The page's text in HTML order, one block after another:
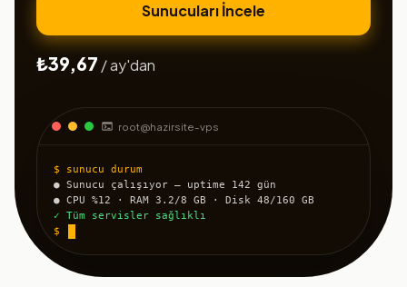
root@hazirsite-vps
$ sunucu durum
● Sunucu çalışıyor — uptime 142 gün
● CPU %12 · RAM 3.2/8 GB · Disk 48/160 GB
✓ Tüm servisler sağlıklı
$
Sunucuları İncele
₺39,67 / ay'dan